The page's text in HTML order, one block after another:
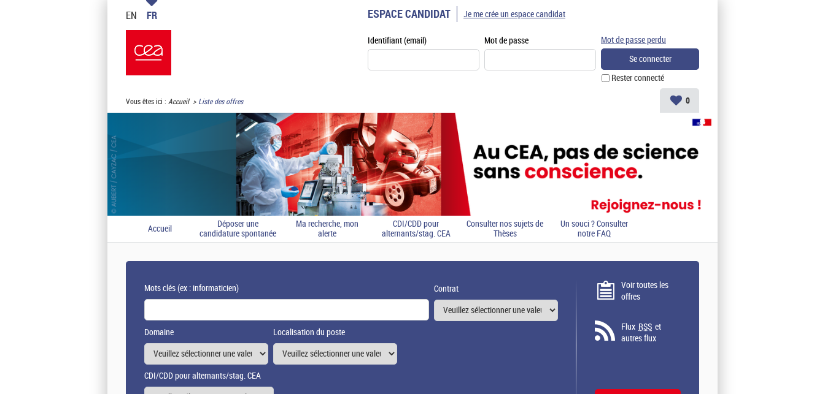
EN FR ESPACE CANDIDAT
Identifiant (email) Mot de passe
Rester connecté
Mot de passe perdu
Je me crée un espace candidat
Vous êtes ici : Accueil Liste des offres 0
Accueil
Déposer une
candidature spontanée
Ma recherche, mon
alerte
CDI/CDD pour
alternants/stag. CEA
Consulter nos sujets de
Thèses
Un souci ? Consulter
notre FAQ
Mots clés(ex : informaticien) Contrat
Domaine Localisation du poste
CDI/CDD pour alternants/stag. CEA
Voir toutes les
offres
Flux RSS et
autres flux